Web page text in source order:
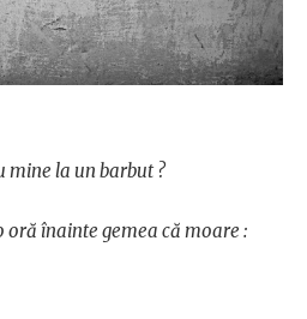
mine la un barbut ?
oră înainte gemea că moare :